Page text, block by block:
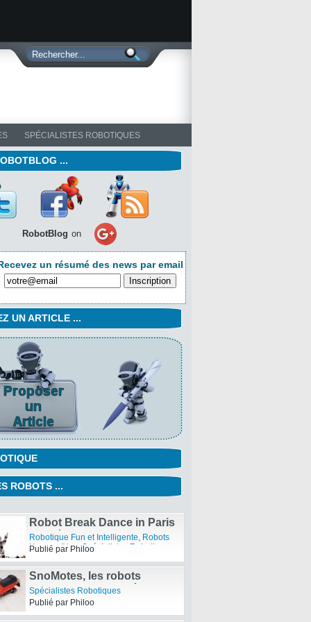
SPÉCIALISTES ROBOTIQUES
...
RobotBlog on
un résumé des news par email
UN ARTICLE ...
ROBOTS ...
Robot Break Dance in Paris
– Vidéo
Robotique Fun et Intelligente,
Humanoïdes ,Spécialistes Robotiques
Publié par Philoo
SnoMotes, les robots